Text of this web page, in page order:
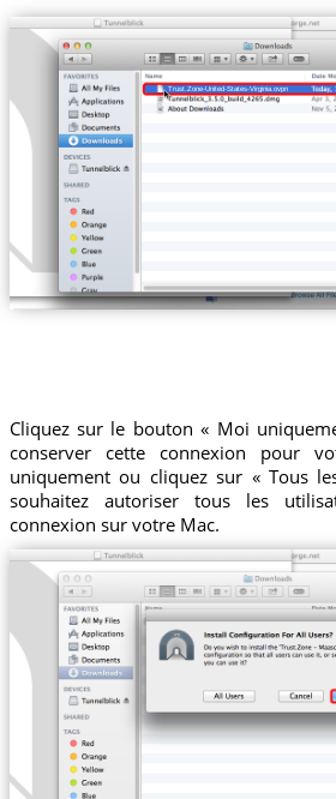
Trust.Zone-United-States-Virginia.ovpn
Cliquez sur le bouton « Moi
conserver cette connexion pour
uniquement ou cliquez sur « Tous
souhaitez autoriser tous les
connexion sur votre Mac.